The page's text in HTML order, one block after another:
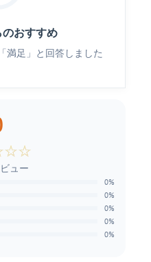
おすすめ
満足」と回答しました
☆☆
ュー
0%
0%
0%
0%
0%